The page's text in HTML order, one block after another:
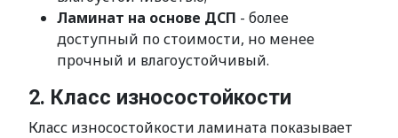
Ламинат на основе ДСП - более
доступный по стоимости, но менее
прочный и влагоустойчивый.
2. Класс износостойкости
Класс износостойкости ламината показывает